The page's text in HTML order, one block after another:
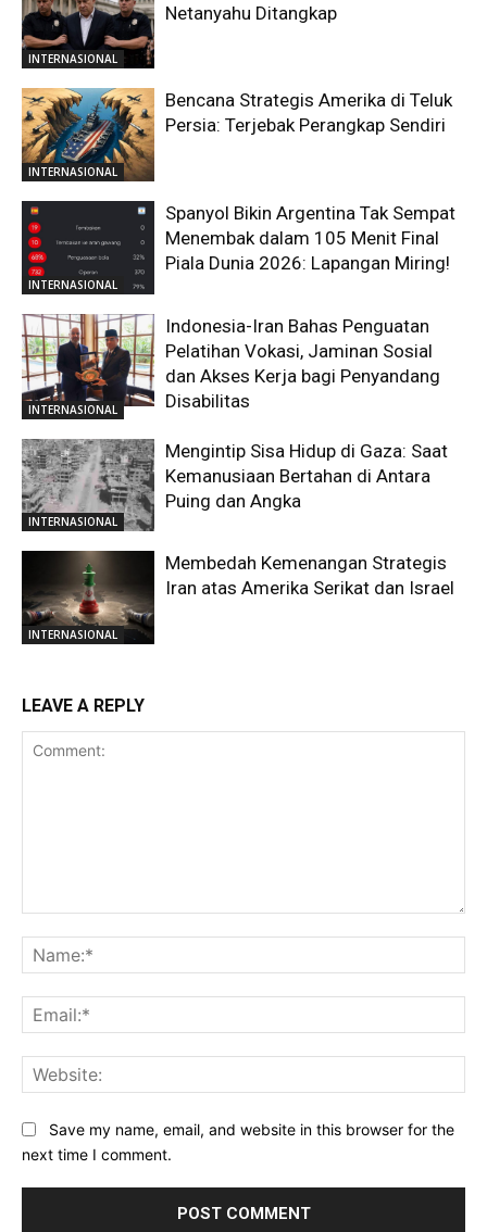
INTERNASIONAL
Netanyahu Ditangkap
INTERNASIONAL
Bencana Strategis Amerika di Teluk
Persia: Terjebak Perangkap Sendiri
INTERNASIONAL
Spanyol Bikin Argentina Tak Sempat
Menembak dalam 105 Menit Final
Piala Dunia 2026: Lapangan Miring!
INTERNASIONAL
Indonesia-Iran Bahas Penguatan
Pelatihan Vokasi, Jaminan Sosial
dan Akses Kerja bagi Penyandang
Disabilitas
INTERNASIONAL
Mengintip Sisa Hidup di Gaza: Saat
Kemanusiaan Bertahan di Antara
Puing dan Angka
INTERNASIONAL
Membedah Kemenangan Strategis
Iran atas Amerika Serikat dan Israel
LEAVE A REPLY
Save my name, email, and website in this browser for the
next time I comment.